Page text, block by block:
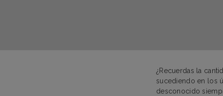
¿Recuerdas la
sucediendo en los
desconocido